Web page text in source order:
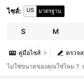
มาะสำหรับวันหยุด, ออกเ
รือ, ชายหาด, เกาะ, ทริป
ย, โบโฮตะวันตก, ชุดเด
เอวกลาง บิกินี่แบบมีชั้น S
ไซส์: US มาตรฐาน
S M
ตรวจ
คู่มือไซส์
ไม่ใช่ขนาดของคุณใช่ไหม？